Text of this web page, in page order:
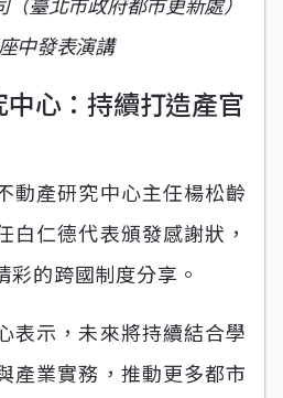
中發表演講
心：持續打造產官
動產研究中心主任楊松齡
白仁德代表頒發感謝狀，
彩的跨國制度分享。
表示，未來將持續結合學
產業實務，推動更多都市